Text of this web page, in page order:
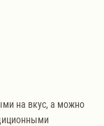
на вкус, а можно